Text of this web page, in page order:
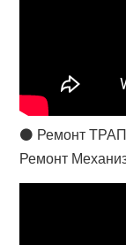
⚫ Ремонт
Ремонт